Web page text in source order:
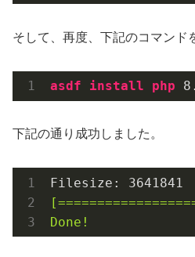
そして、再度、下記のコマンド
asdf install php 8
下記の通り成功しました。
Filesize:
3641841
Done!